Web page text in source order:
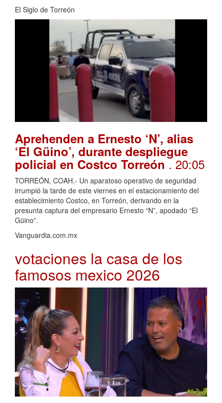
El Siglo de Torreón
Aprehenden a Ernesto ‘N’, alias
‘El Güino’, durante despliegue
policial en Costco Torreón. 20:05
TORREÓN, COAH.- Un aparatoso operativo de seguridad
irrumpió la tarde de este viernes en el estacionamiento del
establecimiento Costco, en Torreón, derivando en la
presunta captura del empresario Ernesto “N”, apodado “El
Güino”.
Vanguardia.com.mx
votaciones la casa de los
famosos mexico 2026